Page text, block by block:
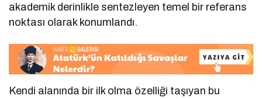
akademik derinlikle sentezleyen temel bir referans
noktası olarak konumlandı.
Kendi alanında bir ilk olma özelliği taşıyan bu